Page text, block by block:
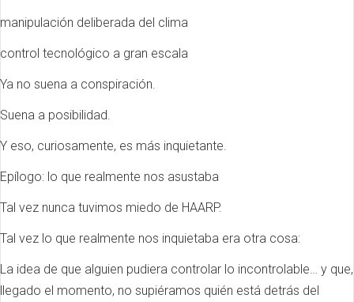
manipulación deliberada del clima
control tecnológico a gran escala
Ya no suena a conspiración.
Suena a posibilidad.
Y eso, curiosamente, es más inquietante.
Epílogo: lo que realmente nos asustaba
Tal vez nunca tuvimos miedo de HAARP.
Tal vez lo que realmente nos inquietaba era otra cosa:
La idea de que alguien pudiera controlar lo incontrolable… y que,
llegado el momento, no supiéramos quién está detrás del